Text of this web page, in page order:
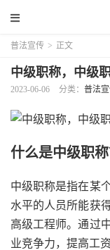
普法宣传 > 正文
中级职称，中级
2023-06-06 分类： 普法
什么是中级职称
中级职称是指在某
水平的人员所能获
高级工程师。通过
业竞争力，提高工